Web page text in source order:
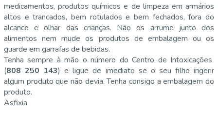
medicamentos, produtos químicos e de limpeza em armários
altos e trancados, bem rotulados e bem fechados, fora do
alcance e olhar das crianças. Não os arrume junto dos
alimentos nem mude os produtos de embalagem ou os
guarde em garrafas de bebidas.
Tenha sempre à mão o número do Centro de Intoxicações
(808 250 143) e ligue de imediato se o seu filho ingerir
algum produto que não devia. Tenha consigo a embalagem do
produto.
Asfixia